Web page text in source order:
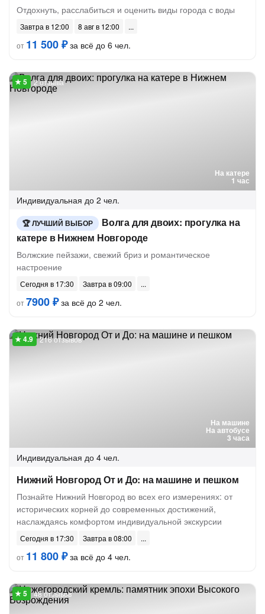
Отдохнуть, расслабиться и оценить виды города с воды
Завтра в 12:00
8 авг в 12:00
от 11 500 ₽за всё до 6 чел.
На катере
1 час
2 отзыва
Индивидуальная до 2 чел.
ЛУЧШИЙ ВЫБОР
Волга для двоих: прогулка на
катере в Нижнем Новгороде
Волжские пейзажи, свежий бриз и романтическое
настроение
Сегодня в 17:30
Завтра в 09:00
от7900 ₽за всё до 2 чел.
На машине
На автобусе
3 часа
216 отзывов
Индивидуальная до 4 чел.
Нижний Новгород От и До: на машине и пешком
Познайте Нижний Новгород во всех его измерениях: от
исторических корней до современных достижений,
наслаждаясь комфортом индивидуальной экскурсии
Сегодня в 17:30
Завтра в 08:00
от 11 800 ₽за всё до 4 чел.
48 отзывов